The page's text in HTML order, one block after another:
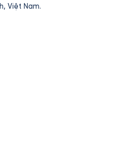
Việt Nam.